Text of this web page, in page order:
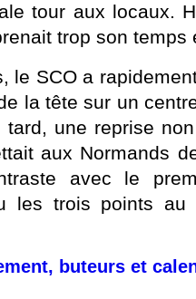
tour aux locaux.
trop son temps
le SCO a
la tête sur un
tard, une reprise
aux Normands
avec le
les trois points
buteurs et